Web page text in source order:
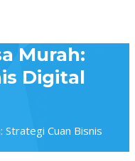
Murah:
Digital
Strategi Cuan Bisnis